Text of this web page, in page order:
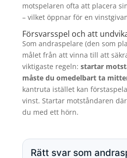
motspelaren ofta att placera
– vilket öppnar för en
Försvarsspel och att
Som andraspelare (den som
målet från att vinna till att
viktigaste regeln: startar
måste du omedelbart ta
kantruta istället kan
vinst. Startar motståndaren
du med ett hörn.
Rätt svar som